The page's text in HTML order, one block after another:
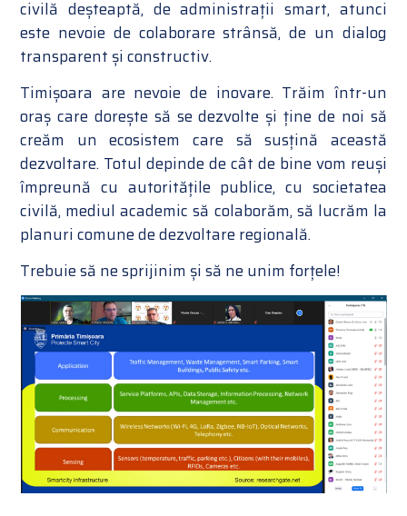
civilă deșteaptă, de administrații smart, atunci
este nevoie de colaborare strânsă, de un dialog
transparent și constructiv.
Timișoara are nevoie de inovare. Trăim într-un
oraș care dorește să se dezvolte și ține de noi să
creăm un ecosistem care să susțină această
dezvoltare. Totul depinde de cât de bine vom reuși
împreună cu autoritățile publice, cu societatea
civilă, mediul academic să colaborăm, să lucrăm la
planuri comune de dezvoltare regională.
Trebuie să ne sprijinim și să ne unim forțele!